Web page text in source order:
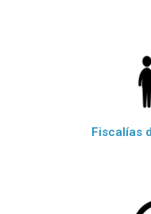
Fiscalías